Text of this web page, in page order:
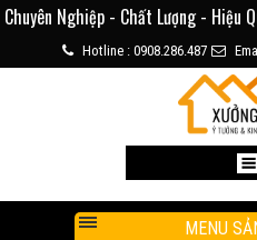
Chuyên Nghiệp - Chất Lượng - Hiệu
Hotline : 0908.286.487
MENU